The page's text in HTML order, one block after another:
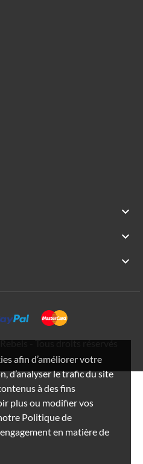
afin d’améliorer votre
d’analyser le trafic du site
à des fins
plus ou modifier vos
Politique de
en matière de



- Tous droits réservés